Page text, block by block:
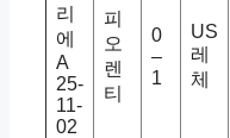
리
에
A
25-
11-
02
피
오
렌
티
0
–
1
US
레
체